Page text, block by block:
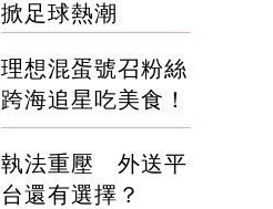
掀足球熱潮
理想混蛋號召粉絲
跨海追星吃美食！
執法重壓 外送平
台還有選擇？